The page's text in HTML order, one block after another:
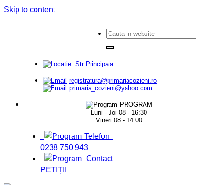
Skip to content
Str Principala
registratura@primariacozieni.ro
primaria_cozieni@yahoo.com
PROGRAM
Luni - Joi 08 - 16:30
Vineri 08 - 14:00
Telefon
0238 750 943
Contact
PETIȚII